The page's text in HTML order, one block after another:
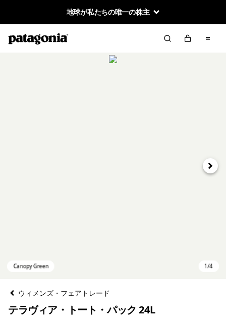
地球が私たちの唯一の株主
次へ
ウィメンズ・フェアトレード
テラヴィア・トート・パック 24L